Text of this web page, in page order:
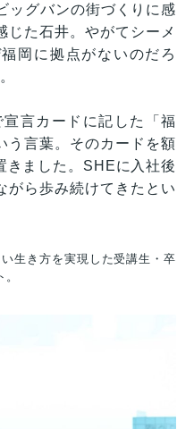
ッグバンの街づくりに感
じた石井。やがてシーメ
岡に拠点がないのだろ
言カードに記した「福
う言葉。そのカードを額
きました。SHEに入社後
がら歩み続けてきたとい
生き方を実現した受講生・卒